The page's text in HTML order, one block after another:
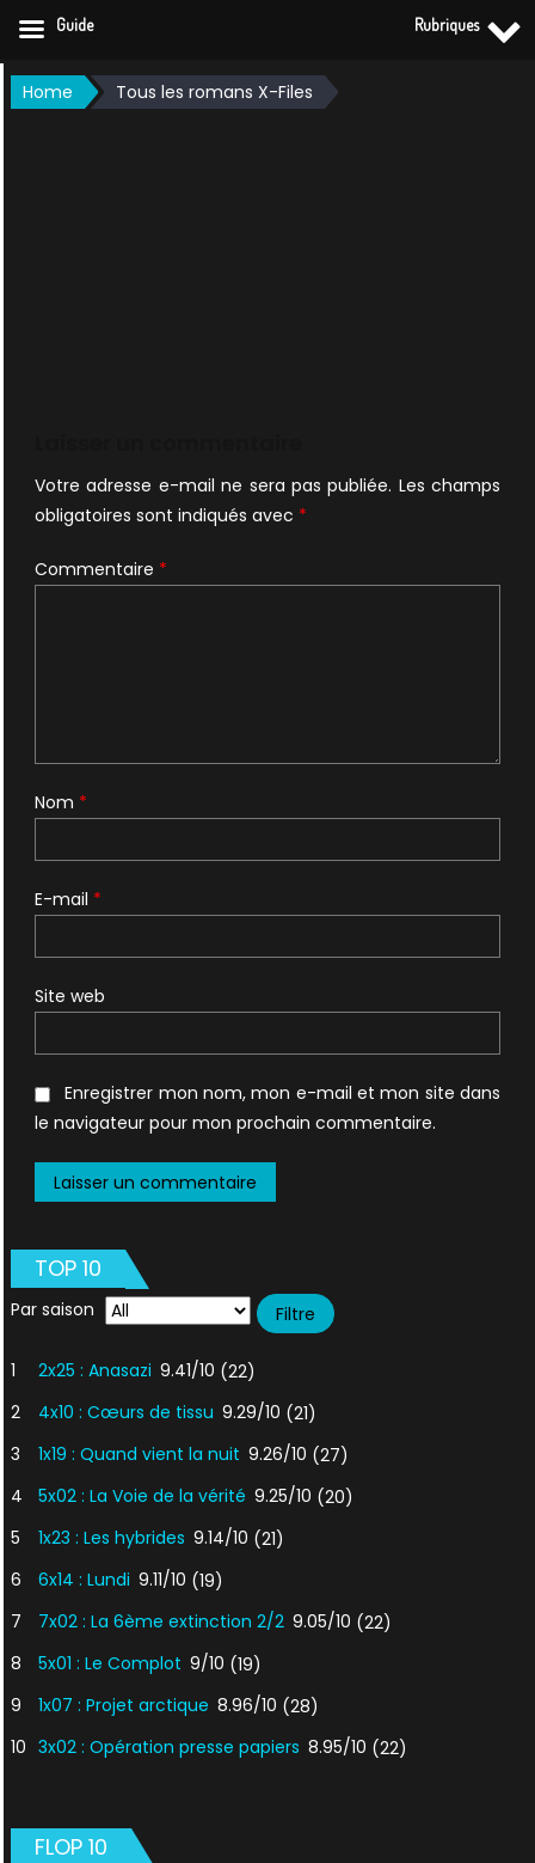
Skip
to Home Tous les romans X-Files
Votre adresse e-mail ne sera pas publiée. Les champs
obligatoires sont indiqués avec *
Commentaire *
Nom *
E-mail *
Site web
Enregistrer mon nom, mon e-mail et mon site dans
le navigateur pour mon prochain commentaire.
TOP 10
Par saison
1 2x25 : Anasazi 9.41/10 (22)
2
4x10 : Cœurs de tissu 9.29/10 (21)
3
1x19 : Quand vient la nuit 9.26/10 (27)
4
5x02 : La Voie de la vérité 9.25/10 (20)
5
1x23 : Les hybrides 9.14/10 (21)
6
6x14 : Lundi 9.11/10 (19)
7
7x02 : La 6ème extinction 2/2 9.05/10 (22)
8
5x01 : Le Complot 9/10 (19)
9
1x07 : Projet arctique 8.96/10 (28)
10 3x02 : Opération presse papiers 8.95/10 (22)
FLOP 10
Guide Rubriques